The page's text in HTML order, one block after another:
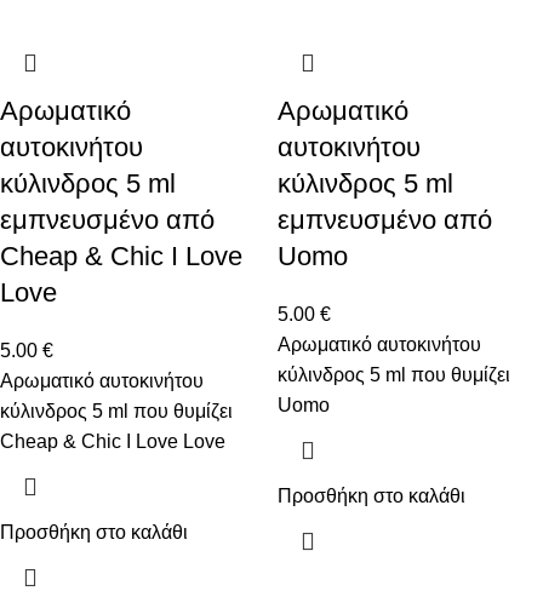
Αρωματικό
αυτοκινήτου
κύλινδρος 5 ml
εμπνευσμένο από
Cheap & Chic I Love
Love
5.00 €
Αρωματικό αυτοκινήτου
κύλινδρος 5 ml που θυμίζει
Cheap & Chic I Love Love
Προσθήκη στο καλάθι
Αρωματικό
αυτοκινήτου
κύλινδρος 5 ml
εμπνευσμένο από
Uomo
5.00 €
Αρωματικό αυτοκινήτου
κύλινδρος 5 ml που θυμίζει
Uomo
Προσθήκη στο καλάθι